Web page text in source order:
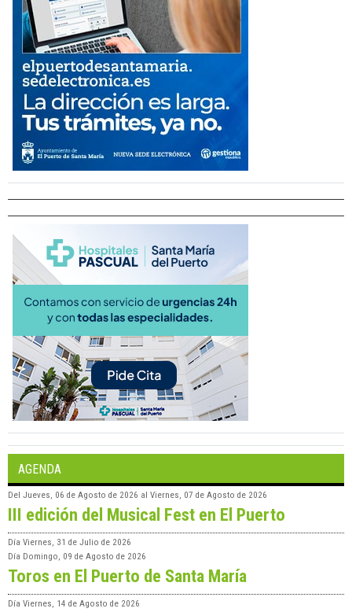
AGENDA
Del Jueves, 06 de Agosto de 2026 al Viernes, 07 de Agosto de 2026
III edición del Musical Fest en El Puerto
Día Viernes, 31 de Julio de 2026
Día Domingo, 09 de Agosto de 2026
Toros en El Puerto de Santa María
Día Viernes, 14 de Agosto de 2026